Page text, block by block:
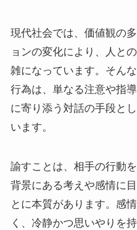
現代社会では、価値観の
ョンの変化により、人と
雑になっています。そん
行為は、単なる注意や指
に寄り添う対話の手段と
います。
諭すことは、相手の行動
背景にある考えや感情に
とに本質があります。感
く、冷静かつ思いやりを